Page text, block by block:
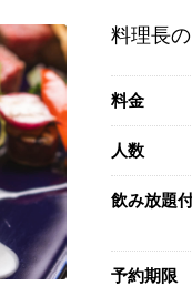
料理長
料金
人数
飲み放題
予約期限